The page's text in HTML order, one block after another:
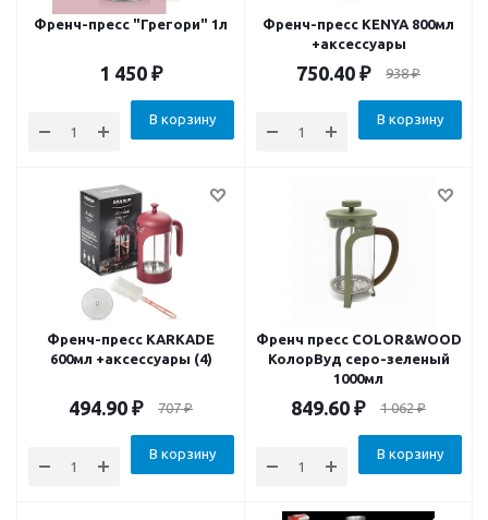
Френч-пресс "Грегори" 1л
1 450 ₽
В корзину
Френч-пресс KENYA 800мл
+аксессуары
750.40 ₽ 938₽
В корзину
Френч-пресс KARKADE
600мл +аксессуары (4)
494.90 ₽ 707₽
В корзину
Френч пресс COLOR&WOOD
КолорВуд серо-зеленый
1000мл
849.60 ₽ 1 062₽
В корзину